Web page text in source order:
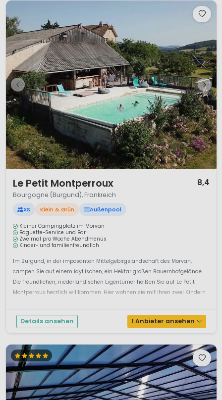
Le Petit Montperroux 8,4
Bourgogne (Burgund), Frankreich
XS Klein & Grün Außenpool
Kleiner Campingplatz im Morvan
Baguette-Service und Bar
Zweimal pro Woche Abendmenüs
Kinder- und familienfreundlich
Im Burgund, in der imposanten Mittelgebirgslandschaft des Morvan,
campen Sie auf einem idyllischen, ein Hektar großen Bauernhofgelände.
Die freundlichen, niederländischen Eigentümer heißen Sie auf Le Petit
Montperroux herzlich willkommen. Hier wohnen sie mit ihren zwei Kindern
Details ansehen 1 Anbieter ansehen